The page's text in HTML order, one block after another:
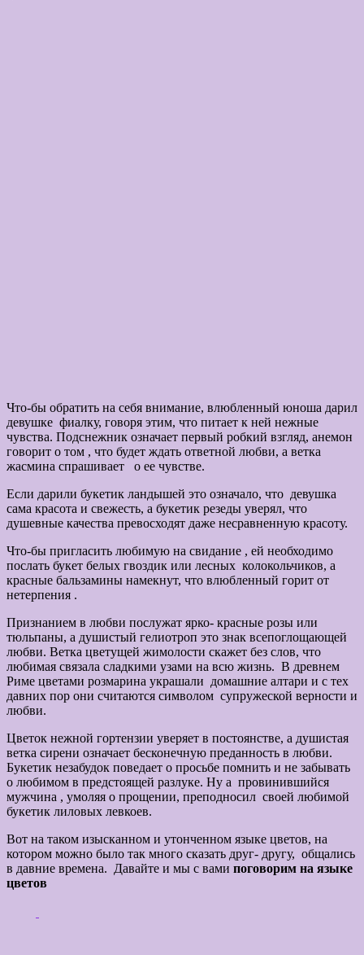
Что-бы обратить на себя внимание, влюбленный юноша дарил
девушке фиалку, говоря этим, что питает к ней нежные
чувства. Подснежник означает первый робкий взгляд, анемон
говорит о том , что будет ждать ответной любви, а ветка
жасмина спрашивает о ее чувстве.
Если дарили букетик ландышей это означало, что девушка
сама красота и свежесть, а букетик резеды уверял, что
душевные качества превосходят даже несравненную красоту.
Что-бы пригласить любимую на свидание , ей необходимо
послать букет белых гвоздик или лесных колокольчиков, а
красные бальзамины намекнут, что влюбленный горит от
нетерпения .
Признанием в любви послужат ярко- красные розы или
тюльпаны, а душистый гелиотроп это знак всепоглощающей
любви. Ветка цветущей жимолости скажет без слов, что
любимая связала сладкими узами на всю жизнь. В древнем
Риме цветами розмарина украшали домашние алтари и с тех
давних пор они считаются символом супружеской верности и
любви.
Цветок нежной гортензии уверяет в постоянстве, а душистая
ветка сирени означает бесконечную преданность в любви.
Букетик незабудок поведает о просьбе помнить и не забывать
о любимом в предстоящей разлуке. Ну а провинившийся
мужчина , умоляя о прощении, преподносил своей любимой
букетик лиловых левкоев.
Вот на таком изысканном и утонченном языке цветов, на
котором можно было так много сказать друг- другу, общались
в давние времена. Давайте и мы с вами поговорим на языке
цветов